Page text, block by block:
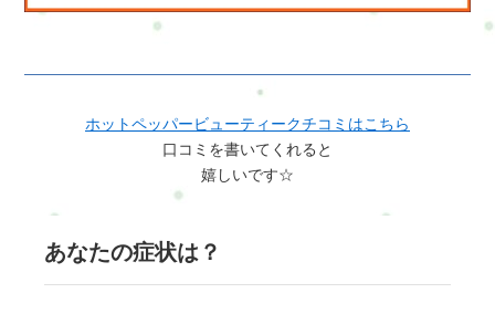
ホットペッパービューティークチコミはこちら
口コミを書いてくれると
嬉しいです☆
あなたの症状は？